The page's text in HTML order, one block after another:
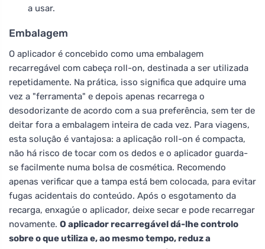
a usar.
Embalagem
O aplicador é concebido como uma embalagem
recarregável com cabeça roll-on, destinada a ser utilizada
repetidamente. Na prática, isso significa que adquire uma
vez a "ferramenta" e depois apenas recarrega o
desodorizante de acordo com a sua preferência, sem ter de
deitar fora a embalagem inteira de cada vez. Para viagens,
esta solução é vantajosa: a aplicação roll-on é compacta,
não há risco de tocar com os dedos e o aplicador guarda-
se facilmente numa bolsa de cosmética. Recomendo
apenas verificar que a tampa está bem colocada, para evitar
fugas acidentais do conteúdo. Após o esgotamento da
recarga, enxagúe o aplicador, deixe secar e pode recarregar
novamente. O aplicador recarregável dá-lhe controlo
sobre o que utiliza e, ao mesmo tempo, reduz a